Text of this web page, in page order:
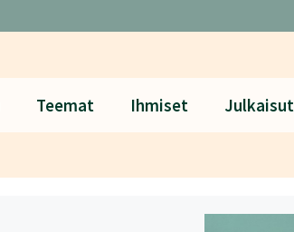
Teemat Ihmiset Julkaisut